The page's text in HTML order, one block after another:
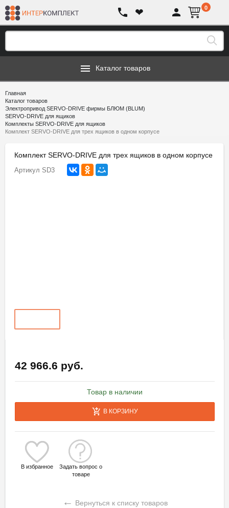
❤ 0
Каталог товаров
Главная
Каталог товаров
Электропривод SERVO-DRIVE фирмы БЛЮМ (BLUM)
SERVO-DRIVE для ящиков
Комплекты SERVO-DRIVE для ящиков
Комплект SERVO-DRIVE для трех ящиков в одном корпусе
Комплект SERVO-DRIVE для трех ящиков в одном корпусе
Артикул SD3
42 966.6 руб.
Товар в наличии
В КОРЗИНУ
В избранное
Задать вопрос о
товаре
← Вернуться к списку товаров